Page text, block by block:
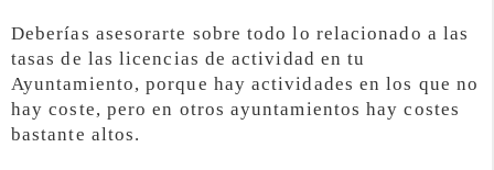
Deberías asesorarte sobre todo lo relacionado a las
tasas de las licencias de actividad en tu
Ayuntamiento, porque hay actividades en los que no
hay coste, pero en otros ayuntamientos hay costes
bastante altos.